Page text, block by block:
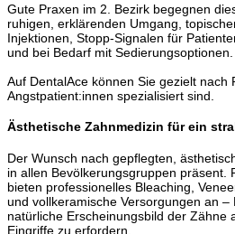
Gute Praxen im 2. Bezirk begegnen
ruhigen, erklärenden Umgang,
Injektionen, Stopp-Signalen für
und bei Bedarf mit Sedierungsoptionen.
Auf DentalAce können Sie gezielt nach
Angstpatient:innen spezialisiert sind.
Ästhetische Zahnmedizin für ein
Der Wunsch nach gepflegten,
in allen Bevölkerungsgruppen präsent.
bieten professionelles Bleaching,
und vollkeramische Versorgungen an
natürliche Erscheinungsbild der Zähne
Eingriffe zu erfordern.